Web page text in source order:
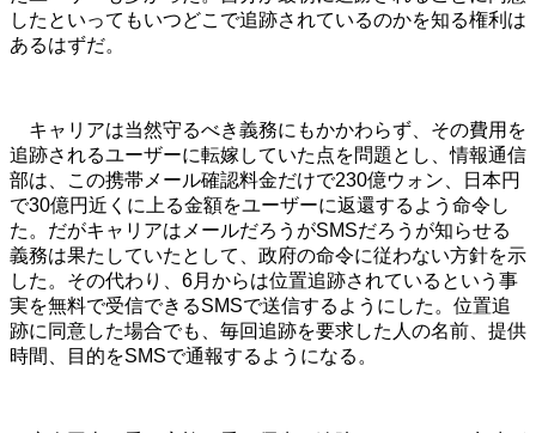
したといってもいつどこで追跡されているのかを知る権利は
あるはずだ。
キャリアは当然守るべき義務にもかかわらず、その費用を
追跡されるユーザーに転嫁していた点を問題とし、情報通信
部は、この携帯メール確認料金だけで230億ウォン、日本円
で30億円近くに上る金額をユーザーに返還するよう命令し
た。だがキャリアはメールだろうがSMSだろうが知らせる
義務は果たしていたとして、政府の命令に従わない方針を示
した。その代わり、6月からは位置追跡されているという事
実を無料で受信できるSMSで送信するようにした。位置追
跡に同意した場合でも、毎回追跡を要求した人の名前、提供
時間、目的をSMSで通報するようになる。